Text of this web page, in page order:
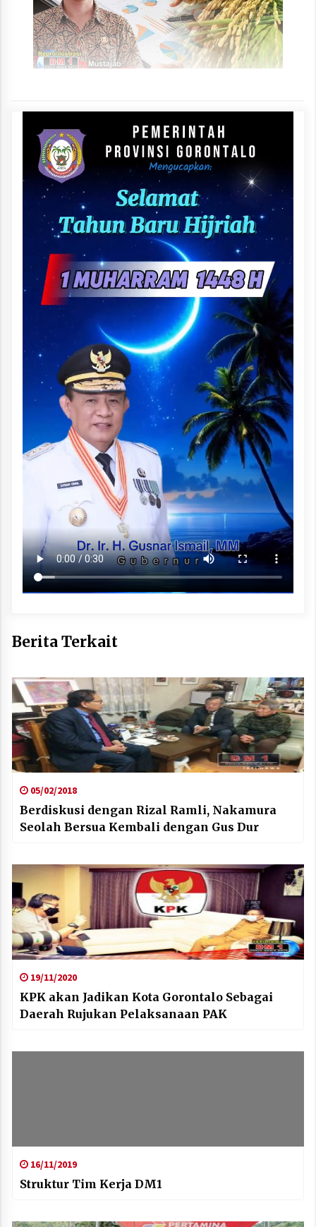
Berita Terkait
05/02/2018
Berdiskusi dengan Rizal Ramli, Nakamura
Seolah Bersua Kembali dengan Gus Dur
19/11/2020
KPK akan Jadikan Kota Gorontalo Sebagai
Daerah Rujukan Pelaksanaan PAK
16/11/2019
Struktur Tim Kerja DM1